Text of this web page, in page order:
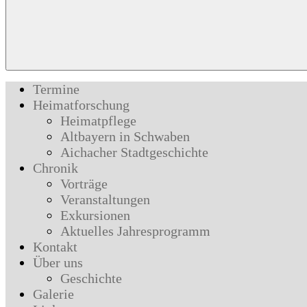
Termine
Heimatforschung
Heimatpflege
Altbayern in Schwaben
Aichacher Stadtgeschichte
Chronik
Vorträge
Veranstaltungen
Exkursionen
Aktuelles Jahresprogramm
Kontakt
Über uns
Geschichte
Galerie